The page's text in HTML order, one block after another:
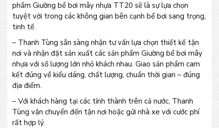
phẩm Giường bể bơi mây nhựa TT20 sẽ là sự lựa chọn
tuyệt vời trong các không gian bên cạnh bể bơi sang trọng,
tinh tế.
– Thanh Tùng sẵn sàng nhận tư vấn lựa chọn thiết kế tận
nơi và nhận đặt sản xuất các sản phẩm Giường bể bơi mây
nhựa với số lượng lớn nhỏ khách nhau. Giao sản phẩm cam
kết đúng về kiểu dáng, chất lượng, chuẩn thời gian – đúng
địa điểm.
– Với khách hàng tại các tỉnh thành trên cả nước, Thanh
Tùng vận chuyển đến tận nơi hoặc gửi nhà xe với cước phí
rất hợp lý.